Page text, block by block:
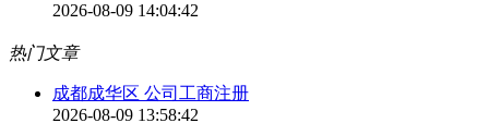
2026-08-09 14:04:42
热门文章
成都成华区 公司工商注册
2026-08-09 13:58:42